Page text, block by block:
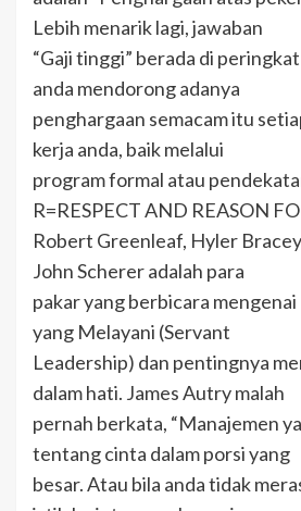
Lebih menarik lagi, jawaban
“Gaji tinggi” berada di
anda mendorong adanya
penghargaan semacam itu
kerja anda, baik melalui
program formal atau
R=RESPECT AND REASON
Robert Greenleaf, Hyler
John Scherer adalah para
pakar yang berbicara
yang Melayani (Servant
Leadership) dan pentingnya
dalam hati. James Autry malah
pernah berkata, “Manajemen
tentang cinta dalam porsi yang
besar. Atau bila anda tidak